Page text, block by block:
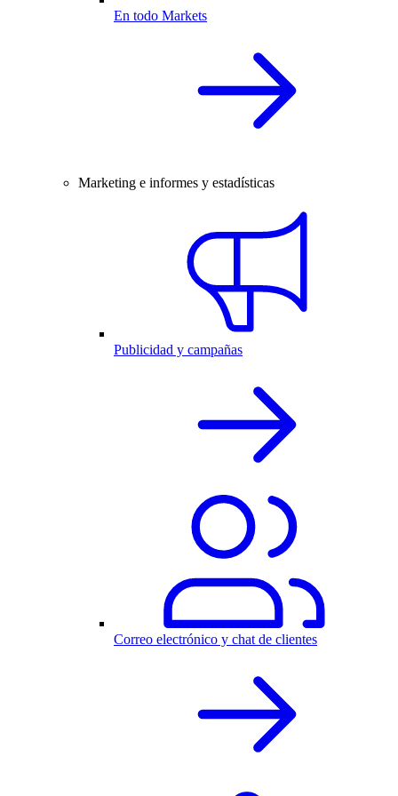
En todo Markets
Marketing e informes y estadísticas
Publicidad y campañas
Correo electrónico y chat de clientes